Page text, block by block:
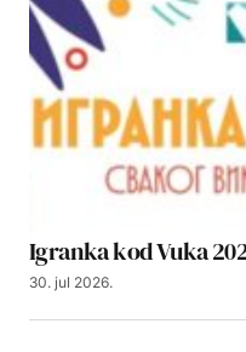
Igranka kod Vuka
30. jul 2026.